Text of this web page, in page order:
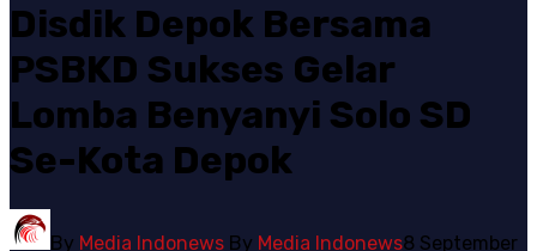
Disdik Depok Bersama
PSBKD Sukses Gelar
Lomba Benyanyi Solo SD
Se-Kota Depok
By Media Indonews By Media Indonews8 September